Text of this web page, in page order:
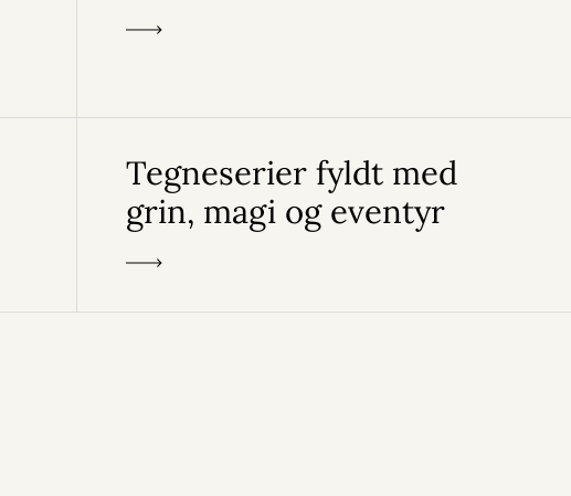
Tegneserier fyldt med
grin, magi og eventyr